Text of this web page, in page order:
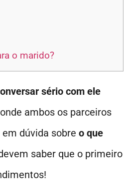
o marido?
sério com ele
ambos os parceiros
dúvida sobre o que
saber que o primeiro